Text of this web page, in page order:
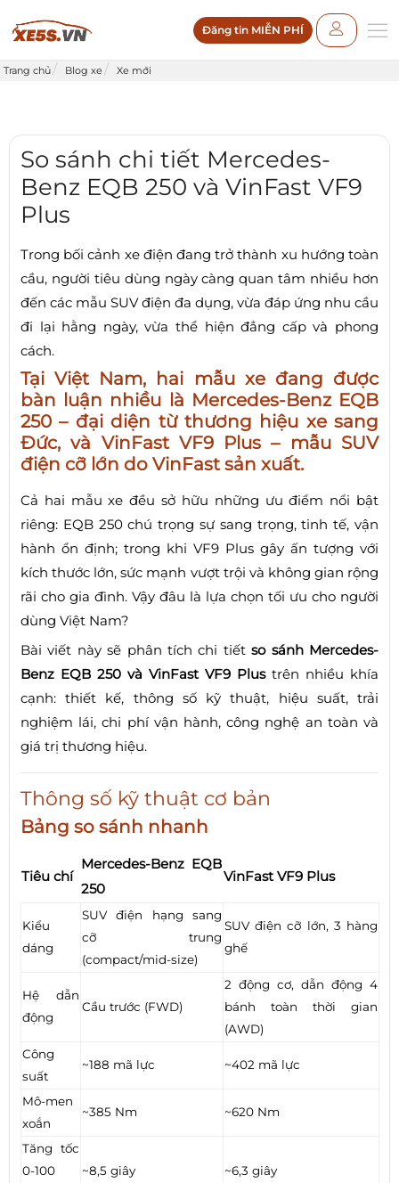
Đăng tin MIỄN PHÍ
Trang chủ Blog xe Xe mới
So sánh chi tiết Mercedes-
Benz EQB 250 và VinFast VF9
Plus
Trong bối cảnh xe điện đang trở thành xu hướng toàn
cầu, người tiêu dùng ngày càng quan tâm nhiều hơn
đến các mẫu SUV điện đa dụng, vừa đáp ứng nhu cầu
đi lại hằng ngày, vừa thể hiện đẳng cấp và phong
cách.
Tại Việt Nam, hai mẫu xe đang được
bàn luận nhiều là Mercedes-Benz EQB
250 – đại diện từ thương hiệu xe sang
Đức, và VinFast VF9 Plus – mẫu SUV
điện cỡ lớn do VinFast sản xuất.
Cả hai mẫu xe đều sở hữu những ưu điểm nổi bật
riêng: EQB 250 chú trọng sự sang trọng, tinh tế, vận
hành ổn định; trong khi VF9 Plus gây ấn tượng với
kích thước lớn, sức mạnh vượt trội và không gian rộng
rãi cho gia đình. Vậy đâu là lựa chọn tối ưu cho người
dùng Việt Nam?
Bài viết này sẽ phân tích chi tiếtso sánh Mercedes-
Benz EQB 250 và VinFast VF9 Plustrên nhiều khía
cạnh: thiết kế, thông số kỹ thuật, hiệu suất, trải
nghiệm lái, chi phí vận hành, công nghệ an toàn và
giá trị thương hiệu.
Thông số kỹ thuật cơ bản
Bảng so sánh nhanh
Tiêu chí
Mercedes-Benz EQB
250
VinFast VF9 Plus
Kiểu
dáng
SUV điện hạng sang
cỡ trung
(compact/mid-size)
SUV điện cỡ lớn, 3 hàng
ghế
Hệ dẫn
động
Cầu trước (FWD)
2 động cơ, dẫn động 4
bánh toàn thời gian
(AWD)
Công
suất
~188 mã lực ~402 mã lực
Mô-men
xoắn
~385 Nm ~620 Nm
Tăng tốc
0-100
~8,5 giây ~6,3 giây